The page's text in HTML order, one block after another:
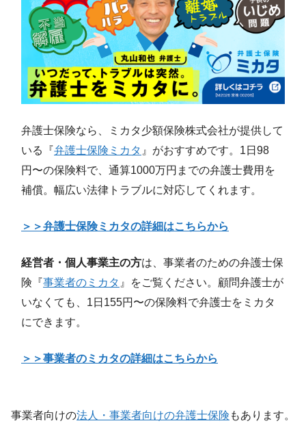
弁護士保険なら、ミカタ少額保険株式会社が提供して
いる『弁護士保険ミカタ 』がおすすめです。1日98
円〜の保険料で、通算1000万円までの弁護士費用を
補償。幅広い法律トラブルに対応してくれます。
＞＞弁護士保険ミカタの詳細はこちらから
経営者・個人事業主の方は、事業者のための弁護士保
険『事業者のミカタ 』をご覧ください。顧問弁護士が
いなくても、1日155円〜の保険料で弁護士をミカタ
にできます。
＞＞事業者のミカタの詳細はこちらから
事業者向けの法人・事業者向けの弁護士保険 もあります。